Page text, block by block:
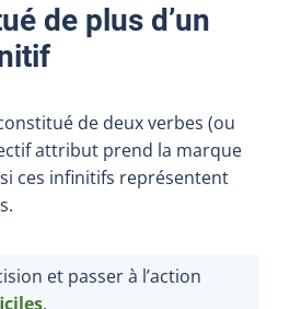
de plus d’un
de deux verbes (ou
attribut prend la marque
ces infinitifs représentent
et passer à l’action
.